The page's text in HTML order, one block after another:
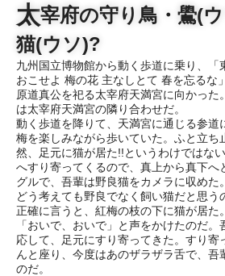
太宰府の守り鳥・鷽(
猫(ウソ)?
九州国立博物館から動く歩道に乗り、「
おこせよ 梅の花 主なしとて 春を忘るな
原道真公を祀る太宰府天満宮に向かった
は太宰府天満宮の隣り合わせだ。
動く歩道を降りて、天満宮に通じる参道
梅を楽しみながら歩いていた。ふと立ち
然、足元に猫が居た!!というわけではな
へすり寄ってくるので、真上から真下へ
グルで、吾輩は野良猫をカメラに収めた
どう考えても野良でなく飼い猫だと思う
正確に言うと、紅梅の枝の下に猫が居た
「おいで、おいで」と声をかけたのだ。
応して、足元にすり寄ってきた。すり寄
んと座り、今度はあのザラザラ舌で、吾
のだ。